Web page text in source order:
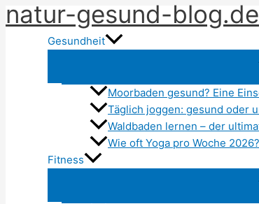
Zum
Inhalt
springen
natur-gesund-blog.de
Gesundheit
Moorbaden gesund? Eine
Täglich joggen: gesund oder
Waldbaden lernen – der
Wie oft Yoga pro Woche 2026?
Fitness